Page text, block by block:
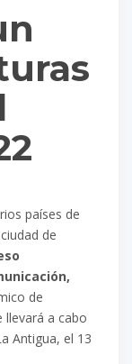
países de
de
de
llevará a cabo
Antigua, el 13